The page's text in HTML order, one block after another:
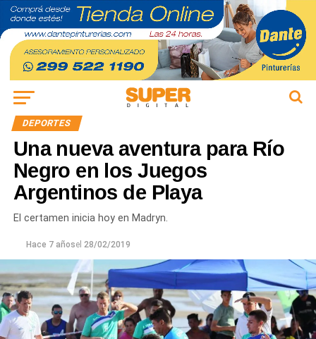
DEPORTES
Una nueva aventura para Río
Negro en los Juegos
Argentinos de Playa
El certamen inicia hoy en Madryn.
Hace 7 añosel 28/02/2019